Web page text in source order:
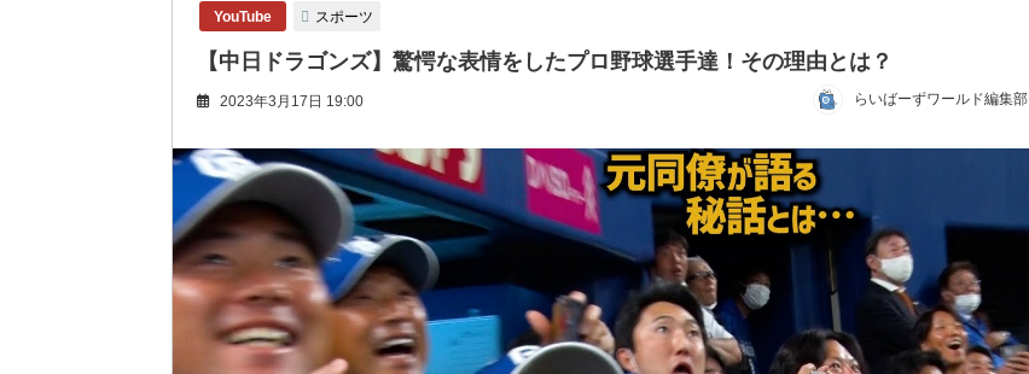
YouTube スポーツ
【中日ドラゴンズ】驚愕な表情をしたプロ野球選手達！その理由とは？
2023年3月17日 19:00 らいばーずワールド編集部